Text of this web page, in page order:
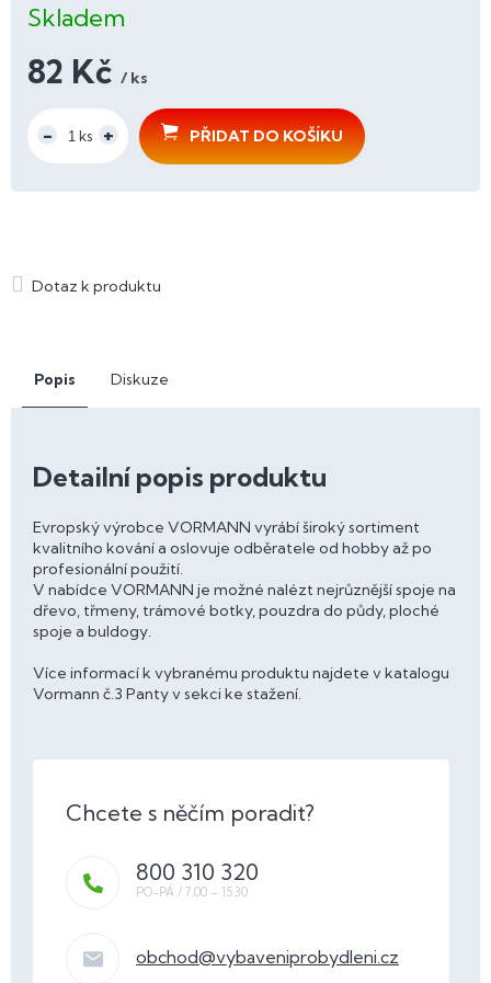
Skladem
82 Kč / ks
cena:
PŘIDAT DO KOŠÍKU
Popis Diskuze
Detailní popis produktu
Evropský výrobce VORMANN vyrábí široký sortiment
kvalitního kování a oslovuje odběratele od hobby až po
profesionální použití.
V nabídce VORMANN je možné nalézt nejrůznější spoje na
dřevo, třmeny, trámové botky, pouzdra do půdy, ploché
spoje a buldogy.
Více informací k vybranému produktu najdete v katalogu
Vormann č.3 Panty v sekci ke stažení.
obchod@vybaveniprobydleni.cz
800 310 320